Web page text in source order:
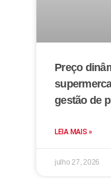
Preço
gestão de
LEIA MAIS »
julho 27, 2026